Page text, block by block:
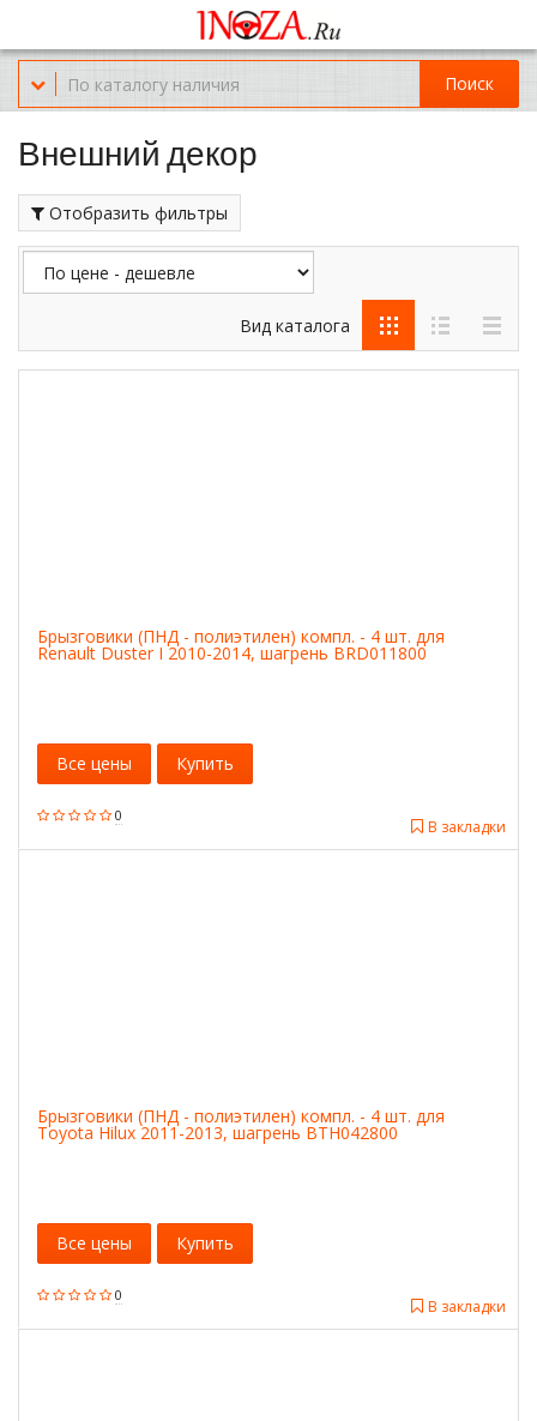
Офис обслуживания г.Краснодар (KRD) Куликова Поля 2 (магазин
Нож-мясо)
8-(967)-300-69-11
Поиск
Внешний декор
Отобразить фильтры
Вид каталога
Брызговики (ПНД - полиэтилен) компл. - 4 шт. для
Renault Duster I 2010-2014, шагрень BRD011800
0
В закладки
Все цены Купить
Брызговики (ПНД - полиэтилен) компл. - 4 шт. для
Toyota Hilux 2011-2013, шагрень BTH042800
0
В закладки
Все цены Купить